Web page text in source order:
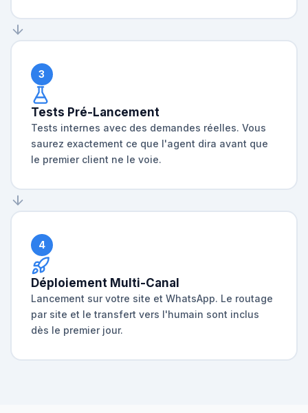
3
Tests Pré-Lancement
Tests internes avec des demandes réelles. Vous
saurez exactement ce que l'agent dira avant que
le premier client ne le voie.
4
Déploiement Multi-Canal
Lancement sur votre site et WhatsApp. Le routage
par site et le transfert vers l'humain sont inclus
dès le premier jour.